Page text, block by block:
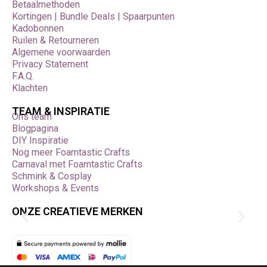
Betaalmethoden
Kortingen | Bundle Deals | Spaarpunten
Kadobonnen
Ruilen & Retourneren
Algemene voorwaarden
Privacy Statement
F.A.Q.
Klachten
TEAM & INSPIRATIE
Ons team
Blogpagina
DIY Inspiratie
Nog meer Foamtastic Crafts
Carnaval met Foamtastic Crafts
Schmink & Cosplay
Workshops & Events
ONZE CREATIEVE MERKEN